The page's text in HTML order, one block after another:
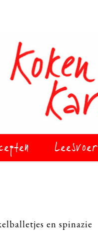
Leesvoer
en spinazie